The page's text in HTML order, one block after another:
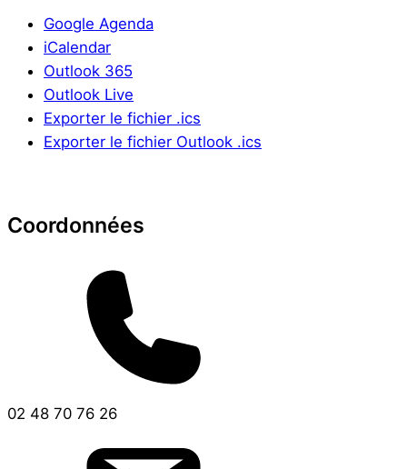
Google Agenda
iCalendar
Outlook 365
Outlook Live
Exporter le fichier .ics
Exporter le fichier Outlook .ics
Coordonnées
02 48 70 76 26